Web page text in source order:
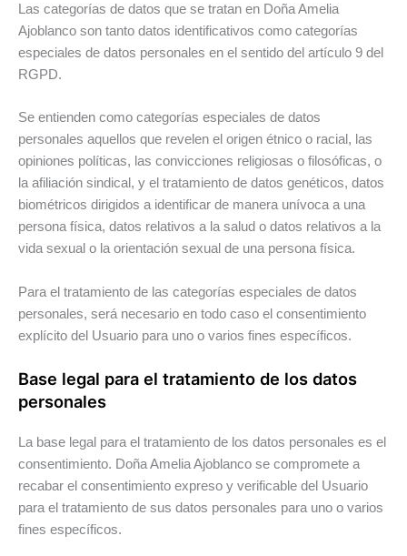
Las categorías de datos que se tratan en Doña Amelia
Ajoblanco son tanto datos identificativos como categorías
especiales de datos personales en el sentido del artículo 9 del
RGPD.
Se entienden como categorías especiales de datos
personales aquellos que revelen el origen étnico o racial, las
opiniones políticas, las convicciones religiosas o filosóficas, o
la afiliación sindical, y el tratamiento de datos genéticos, datos
biométricos dirigidos a identificar de manera unívoca a una
persona física, datos relativos a la salud o datos relativos a la
vida sexual o la orientación sexual de una persona física.
Para el tratamiento de las categorías especiales de datos
personales, será necesario en todo caso el consentimiento
explícito del Usuario para uno o varios fines específicos.
Base legal para el tratamiento de los datos
personales
La base legal para el tratamiento de los datos personales es el
consentimiento. Doña Amelia Ajoblanco se compromete a
recabar el consentimiento expreso y verificable del Usuario
para el tratamiento de sus datos personales para uno o varios
fines específicos.